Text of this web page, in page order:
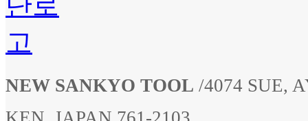
NEW SANKYO TOOL /4074 SUE,